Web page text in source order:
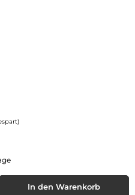
ein oder benutze die
In den Warenkorb